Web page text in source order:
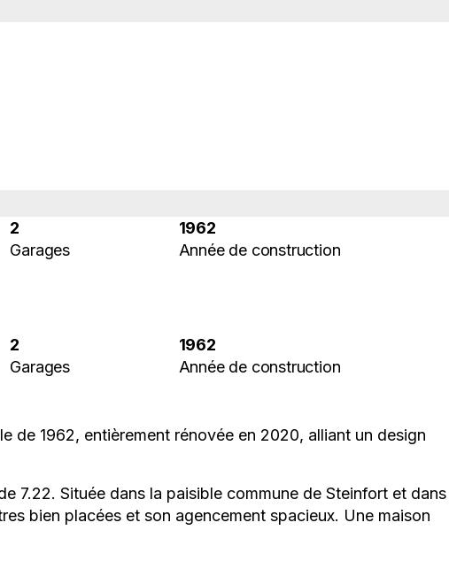
2
Garages
1962
Année de construction
2
Garages
1962
Année de construction
de 1962, entièrement rénovée en 2020, alliant un design
7.22. Située dans la paisible commune de Steinfort et dans
bien placées et son agencement spacieux. Une maison